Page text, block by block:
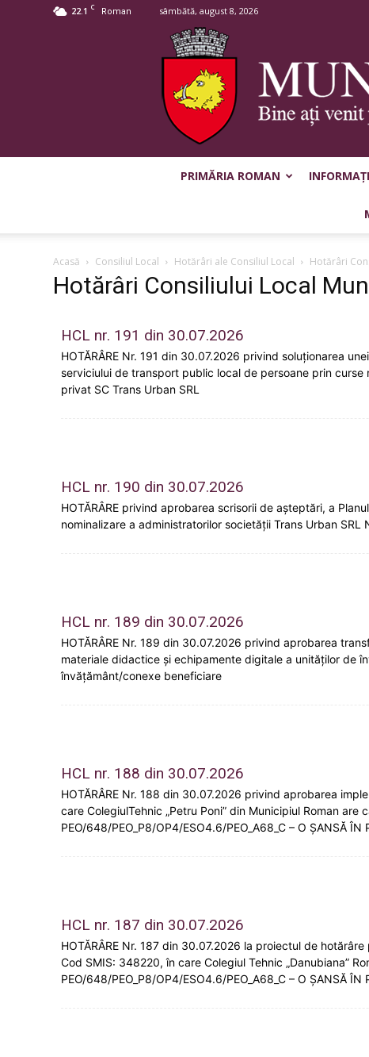
22.1 C Roman sâmbătă, august 8, 2026
PRIMĂRIA ROMAN
Acasă Consiliul Local Hotărâri ale Consiliul Local Hotărâri
Hotărâri Consiliului Local
HCL nr. 191 din 30.07.2026
HOTĂRÂRE Nr. 191 din 30.07.2026 privind soluționarea
serviciului de transport public local de persoane prin
privat SC Trans Urban SRL
HCL nr. 190 din 30.07.2026
HOTĂRÂRE privind aprobarea scrisorii de așteptări, a
nominalizare a administratorilor societății Trans Urban SRL
HCL nr. 189 din 30.07.2026
HOTĂRÂRE Nr. 189 din 30.07.2026 privind aprobarea
materiale didactice și echipamente digitale a unităților de
învățământ/conexe beneficiare
HCL nr. 188 din 30.07.2026
HOTĂRÂRE Nr. 188 din 30.07.2026 privind aprobarea
care ColegiulTehnic „Petru Poni” din Municipiul Roman
PEO/648/PEO_P8/OP4/ESO4.6/PEO_A68_C – O ȘANSĂ ÎN
HCL nr. 187 din 30.07.2026
HOTĂRÂRE Nr. 187 din 30.07.2026 la proiectul de
Cod SMIS: 348220, în care Colegiul Tehnic „Danubiana”
PEO/648/PEO_P8/OP4/ESO4.6/PEO_A68_C – O ȘANSĂ ÎN